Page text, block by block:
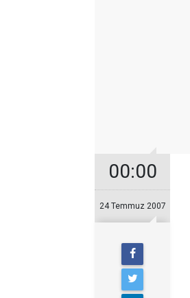
00:00
24 Temmuz 2007